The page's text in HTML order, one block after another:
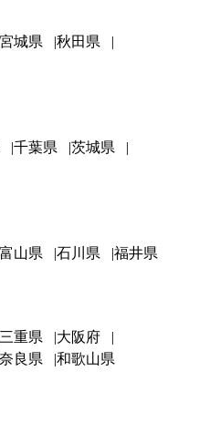
宮城県
秋田県
千葉県
茨城県
富山県 石川県 福井県
三重県
大阪府
奈良県 和歌山県